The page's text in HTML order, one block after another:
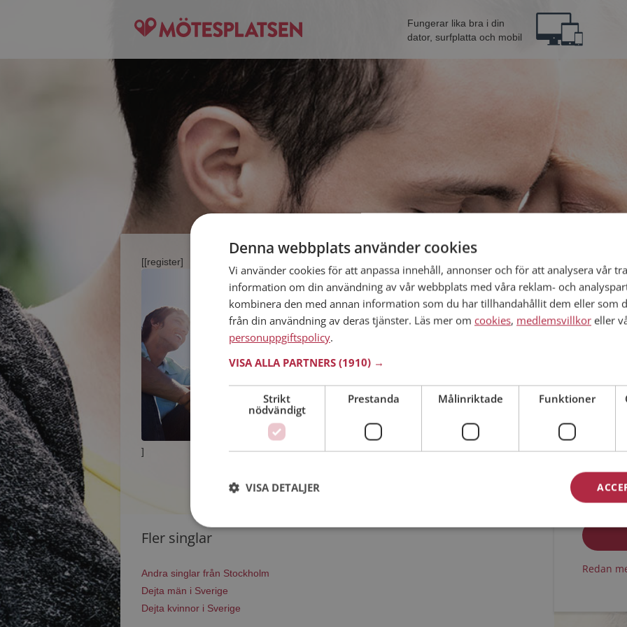
Fungerar lika bra i din
dator, surfplatta och mobil
[[register]
]
Fler singlar
Andra singlar från Stockholm
Dejta män i Sverige
Dejta kvinnor i Sverige
Bli
Jag är en:
Jag
Jag
Redan
Denna webbplats använder cookies
Vi använder cookies för att anpassa innehåll, annonser och för att analysera vår
information om din användning av vår webbplats med våra reklam- och
kombinera den med annan information som du har tillhandahållit dem eller som
från din användning av deras tjänster. Läs mer om cookies, medlemsvillkor eller
personuppgiftspolicy.
VISA ALLA PARTNERS (1910) →
Strikt
nödvändigt
Prestanda Målinriktade Funktioner
VISA DETALJER